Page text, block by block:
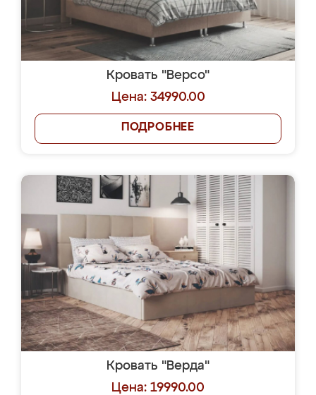
Кровать "Версо"
Цена: 34990.00
ПОДРОБНЕЕ
Кровать "Верда"
Цена: 19990.00